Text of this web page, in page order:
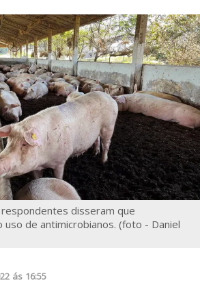
disseram que
de antimicrobianos. (foto - Daniel
ás 16:55